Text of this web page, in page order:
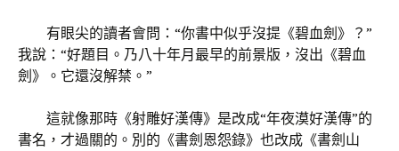
有眼尖的讀者會問：“你書中似乎沒提《碧血劍》？”
我說：“好題目。乃八十年月最早的前景版，沒出《碧血
劍》。它還沒解禁。”
這就像那時《射雕好漢傳》是改成“年夜漠好漢傳”的
書名，才過關的。別的《書劍恩怨錄》也改成《書劍山